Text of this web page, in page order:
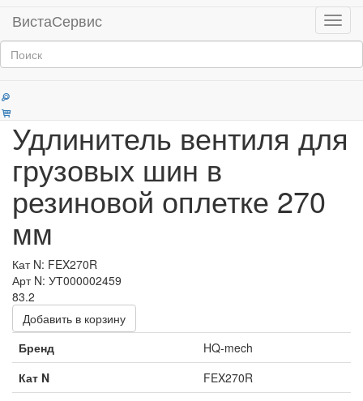
Меню
ВистаСервис
Главная Продукция
Категории
Удлинитель вентиля для
грузовых шин в
резиновой оплетке 270
мм
Кат N: FEX270R
Арт N: УТ000002459
83.2
Добавить в корзину
Бренд
HQ-mech
Кат N
FEX270R